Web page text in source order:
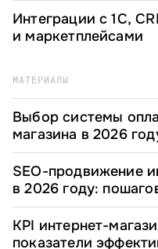
Интеграции с 1С,
и маркетплейсами
МАТЕРИАЛЫ
Выбор системы
магазина в 2026
для e-commerce
SEO-продвижение
в 2026 году:
KPI интернет-
показатели